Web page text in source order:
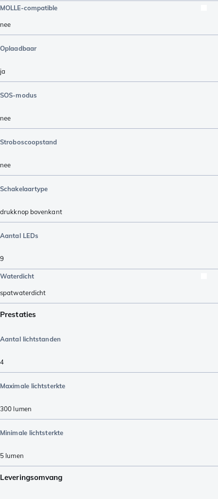
MOLLE-compatible
nee
Oplaadbaar
ja
SOS-modus
nee
Stroboscoopstand
nee
Schakelaartype
drukknop bovenkant
Aantal LEDs
9
Waterdicht
spatwaterdicht
Prestaties
Aantal lichtstanden
4
Maximale lichtsterkte
300 lumen
Minimale lichtsterkte
5 lumen
Leveringsomvang